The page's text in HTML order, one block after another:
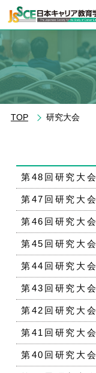
TOP 研究大会
第48回研究大会
第47回研究大会
第46回研究大会
第45回研究大会
第44回研究大会
第43回研究大会
第42回研究大会
第41回研究大会
第40回研究大会